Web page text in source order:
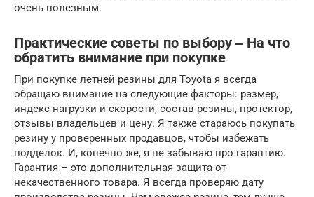
очень полезным.
Практические советы по выбору ‒ На что
обратить внимание при покупке
При покупке летней резины для Toyota я всегда
обращаю внимание на следующие факторы: размер,
индекс нагрузки и скорости, состав резины, протектор,
отзывы владельцев и цену. Я также стараюсь покупать
резину у проверенных продавцов, чтобы избежать
подделок. И, конечно же, я не забываю про гарантию.
Гарантия – это дополнительная защита от
некачественного товара. Я всегда проверяю дату